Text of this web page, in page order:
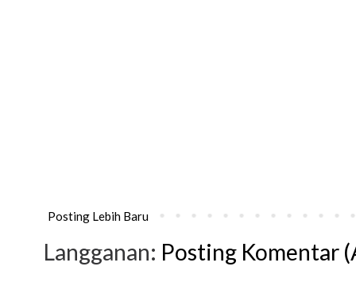
Posting Lebih Baru
Langganan: Posting Komentar